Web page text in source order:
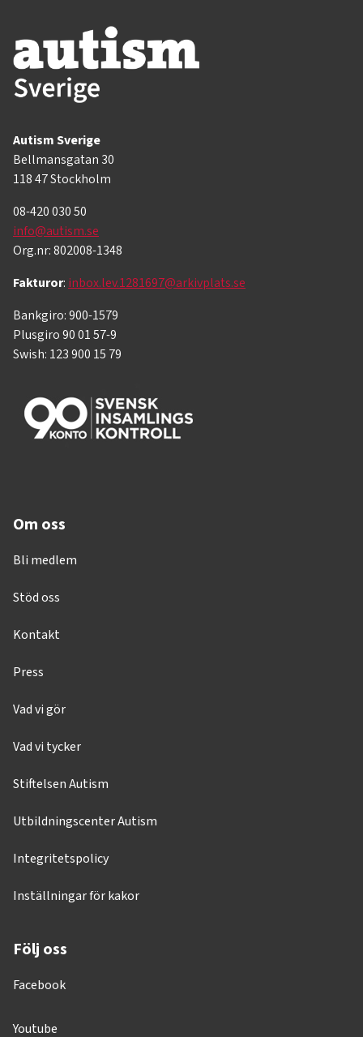
Autism Sverige
Bellmansgatan 30
118 47 Stockholm
08-420 030 50
info@autism.se
Org.nr: 802008-1348
Fakturor: inbox.lev.1281697@arkivplats.se
Bankgiro: 900-1579
Plusgiro 90 01 57-9
Swish: 123 900 15 79
Om oss
Bli medlem
Stöd oss
Kontakt
Press
Vad vi gör
Vad vi tycker
Stiftelsen Autism
Utbildningscenter Autism
Integritetspolicy
Inställningar för kakor
Följ oss
Facebook
Youtube